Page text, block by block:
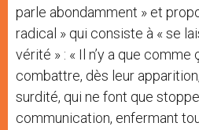
parle abondamment » et
radical » qui consiste à « se
vérité » : « Il n’y a que
combattre, dès leur
surdité, qui ne font que
communication, enfermant